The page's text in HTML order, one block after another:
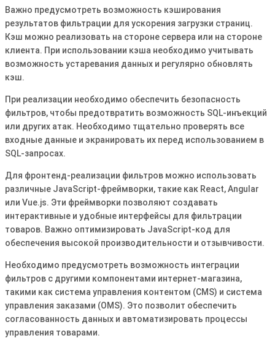
Важно предусмотреть возможность кэширования
результатов фильтрации для ускорения загрузки страниц.
Кэш можно реализовать на стороне сервера или на стороне
клиента. При использовании кэша необходимо учитывать
возможность устаревания данных и регулярно обновлять
кэш.
При реализации необходимо обеспечить безопасность
фильтров, чтобы предотвратить возможность SQL-инъекций
или других атак. Необходимо тщательно проверять все
входные данные и экранировать их перед использованием в
SQL-запросах.
Для фронтенд-реализации фильтров можно использовать
различные JavaScript-фреймворки, такие как React, Angular
или Vue.js. Эти фреймворки позволяют создавать
интерактивные и удобные интерфейсы для фильтрации
товаров. Важно оптимизировать JavaScript-код для
обеспечения высокой производительности и отзывчивости.
Необходимо предусмотреть возможность интеграции
фильтров с другими компонентами интернет-магазина,
такими как система управления контентом (CMS) и система
управления заказами (OMS). Это позволит обеспечить
согласованность данных и автоматизировать процессы
управления товарами.